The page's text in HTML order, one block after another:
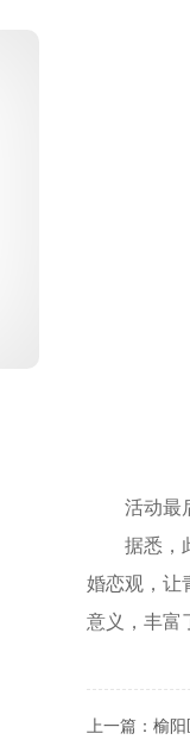
活动最
据悉，
婚恋观，让
意义，丰富
上一篇： 榆阳